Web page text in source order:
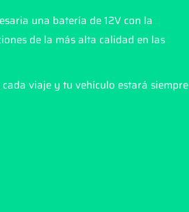
una batería de 12V con la
de la más alta calidad en las
viaje y tu vehículo estará siempre